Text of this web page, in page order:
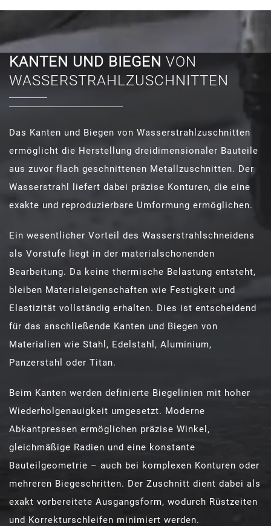
KANTEN UND BIEGEN VON
WASSERSTRAHLZUSCHNITTEN
Das Kanten und Biegen von Wasserstrahlzuschnitten
ermöglicht die Herstellung dreidimensionaler Bauteile
aus zuvor flach geschnittenen Metallzuschnitten. Der
Wasserstrahl liefert dabei präzise Konturen, die eine
exakte und reproduzierbare Umformung ermöglichen.
Ein wesentlicher Vorteil des Wasserstrahlschneidens
als Vorstufe liegt in der materialschonenden
Bearbeitung. Da keine thermische Belastung entsteht,
bleiben Materialeigenschaften wie Festigkeit und
Elastizität vollständig erhalten. Dies ist entscheidend
für das anschließende Kanten und Biegen von
Materialien wie Stahl, Edelstahl, Aluminium,
Panzerstahl oder Titan.
Beim Kanten werden definierte Biegelinien mit hoher
Wiederholgenauigkeit umgesetzt. Moderne
Abkantpressen ermöglichen präzise Winkel,
gleichmäßige Radien und eine konstante
Bauteilgeometrie – auch bei komplexen Konturen oder
mehreren Biegeschritten. Der Zuschnitt dient dabei als
exakt vorbereitete Ausgangsform, wodurch Rüstzeiten
und Korrekturschleifen minimiert werden.